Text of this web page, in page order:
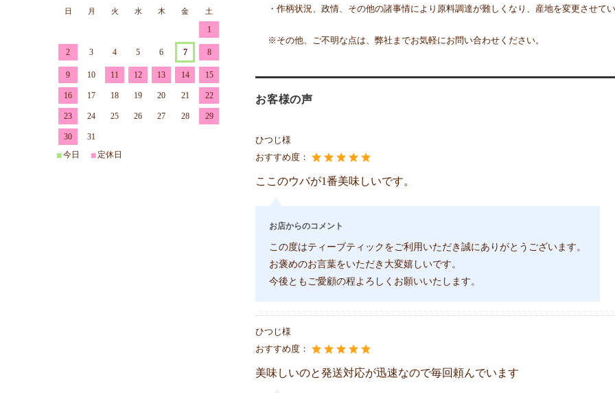
・作柄状況、政情、その他の諸事情により原料調達が難しくなり、産地を変更させて
※その他、ご不明な点は、弊社までお気軽にお問い合わせください。
お客様の声
ひつじ様
おすすめ度：
ここのウバが1番美味しいです。
お店からのコメント
この度はティーブティックをご利用いただき誠にありがとうございます。
お褒めのお言葉をいただき大変嬉しいです。
今後ともご愛顧の程よろしくお願いいたします。
ひつじ様
おすすめ度：
美味しいのと発送対応が迅速なので毎回頼んでいます
日 月 火 水 木 金 土
1
2 3 4 5 6 7 8
9 10 11 12 13 14 15
16 17 18 19 20 21 22
23 24 25 26 27 28 29
30 31
■今日 ■ 定休日